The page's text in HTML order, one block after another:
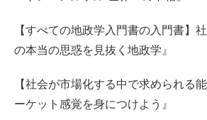
【すべての地政学入門書の入門書】
の本当の思惑を見抜く地政学』
【社会が市場化する中で求められる
ーケット感覚を身につけよう』